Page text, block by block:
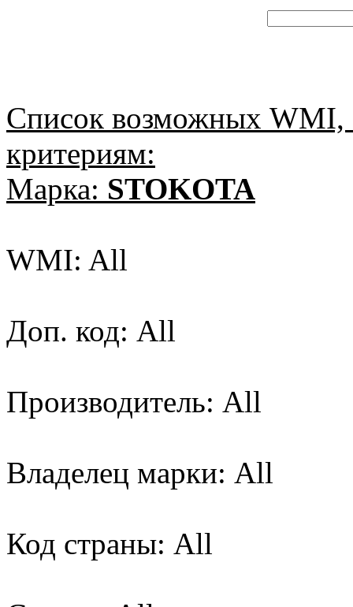
Список возможных
критериям:
Марка: STOKOTA
WMI: All
Доп. код: All
Производитель: All
Владелец марки: All
Код страны: All